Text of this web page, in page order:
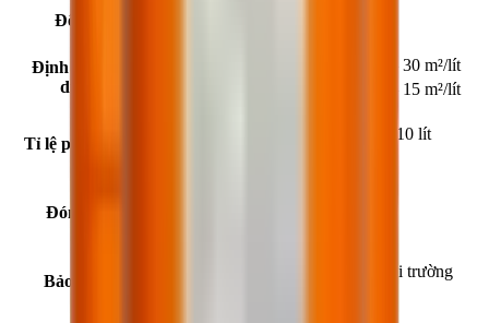
Độ pH
Định mức sử
dụng
20 – 30 m²/lít
10 – 15 m²/lít
Tỉ lệ pha loãng
1 lít BestRelease WB502 pha với 5 - 10 lít
Đóng gói
Bảo quản
Nơi thoáng mát, khô ráo, nhiệt độ môi trường